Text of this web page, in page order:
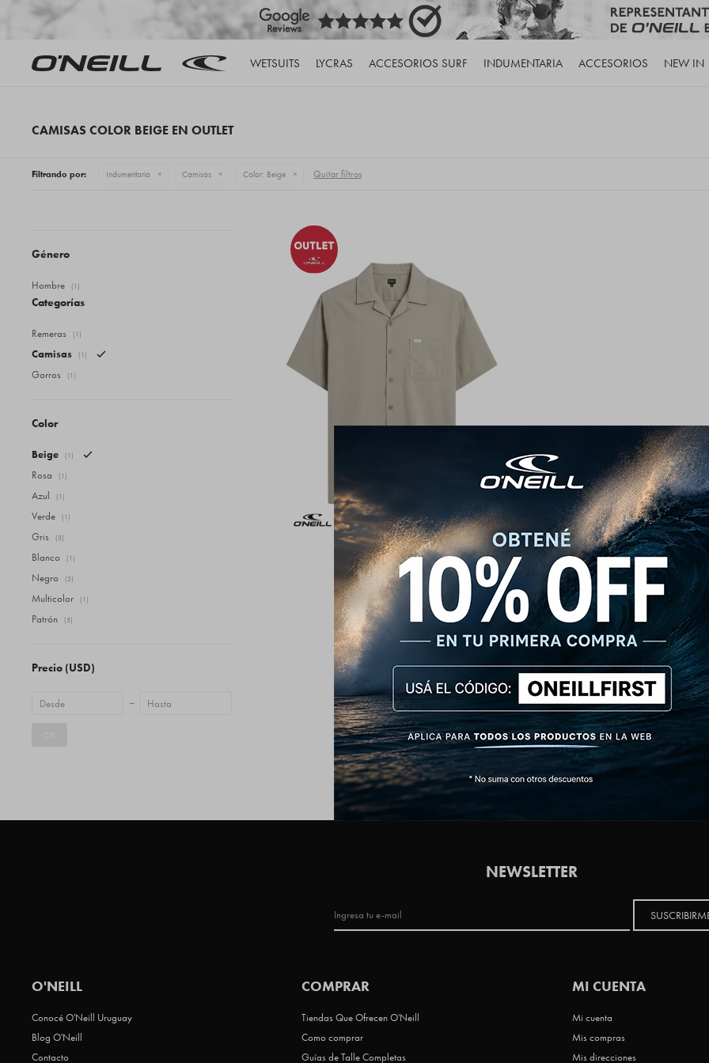
WETSUITS LYCRAS ACCESORIOS SURF INDUMENTARIA ACCESORIOS NEW IN
CAMISAS COLOR BEIGE EN OUTLET
Filtrando por: Indumentaria Camisas Color: Beige Quitar filtros
Camisa O'Neill Horizon
$ 1.790
Categorías
Remeras (1)
Camisas (1)
Gorros (1)
Precio (USD)
Color
Beige (1)
Rosa (1)
Azul (1)
Verde (1)
Gris (3)
Blanco (1)
Negro (3)
Multicolor (1)
Patrón (5)
Género
Hombre (1)
O'NEILL
Conocé O'Neill Uruguay
Blog O'Neill
Contacto
COMPRAR
Tiendas Que Ofrecen O'Neill
Como comprar
Guías de Talle Completas
MI CUENTA
Mi cuenta
Mis compras
Mis direcciones
NEWSLETTER